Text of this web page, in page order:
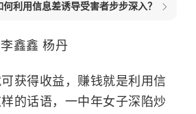
利用信息差诱导受害者步步深入？
鑫鑫 杨丹
获得收益，赚钱就是利用信
的话语，一中年女子深陷炒